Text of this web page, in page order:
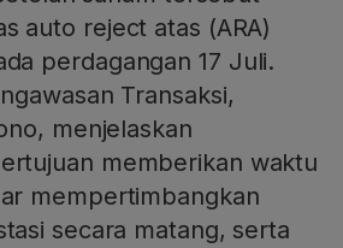
auto reject atas (ARA)
perdagangan 17 Juli.
Transaksi,
menjelaskan
memberikan waktu
mempertimbangkan
secara matang, serta